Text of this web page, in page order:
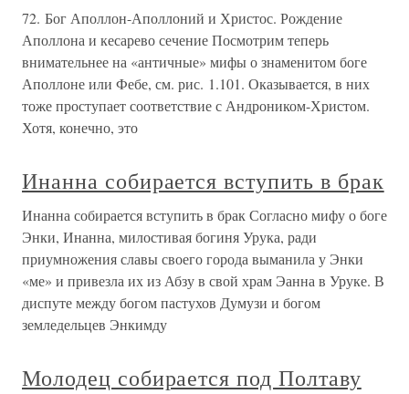
72. Бог Аполлон-Аполлоний и Христос. Рождение
Аполлона и кесарево сечение Посмотрим теперь
внимательнее на «античные» мифы о знаменитом боге
Аполлоне или Фебе, см. рис. 1.101. Оказывается, в них
тоже проступает соответствие с Андроником-Христом.
Хотя, конечно, это
Инанна собирается вступить в брак
Инанна собирается вступить в брак Согласно мифу о боге
Энки, Инанна, милостивая богиня Урука, ради
приумножения славы своего города выманила у Энки
«ме» и привезла их из Абзу в свой храм Эанна в Уруке. В
диспуте между богом пастухов Думузи и богом
земледельцев Энкимду
Молодец собирается под Полтаву